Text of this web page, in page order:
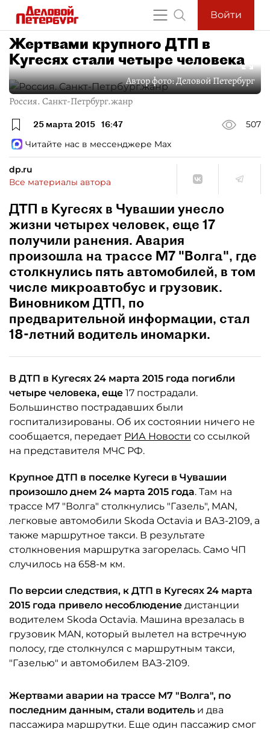
Войти
Жертвами крупного ДТП в
Кугесях стали четыре человека
Автор фото:Деловой Петербург
Россия. Санкт-Петрбург.жанр
25 марта 2015 16:47
507
Читайте нас в мессенджере Max
dp.ru
Все материалы автора
ДТП в Кугесях в Чувашии унесло
жизни четырех человек, еще 17
получили ранения. Авария
произошла на трассе М7 "Волга", где
столкнулись пять автомобилей, в том
числе микроавтобус и грузовик.
Виновником ДТП, по
предварительной информации, стал
18-летний водитель иномарки.
В ДТП в Кугесях 24 марта 2015 года погибли
четыре человека, еще 17 пострадали.
Большинство пострадавших были
госпитализированы. Об их состоянии ничего не
сообщается, передает РИА Новости со ссылкой
на представителя МЧС РФ.
Крупное ДТП в поселке Кугеси в Чувашии
произошло днем 24 марта 2015 года. Там на
трассе М7 "Волга" столкнулись "Газель", MAN,
легковые автомобили Skoda Octavia и ВАЗ-2109, а
также маршрутное такси. В результате
столкновения маршрутка загорелась. Само ЧП
случилось на 658-м км.
По версии следствия, к ДТП в Кугесях 24 марта
2015 года привело несоблюдение дистанции
водителем Skoda Octavia. Машина врезалась в
грузовик MAN, который вылетел на встречную
полосу, где столкнулся с маршрутным такси,
"Газелью" и автомобилем ВАЗ-2109.
Жертвами аварии на трассе М7 "Волга", по
последним данным, стали водитель и два
пассажира маршрутки. Еще один пассажир смог